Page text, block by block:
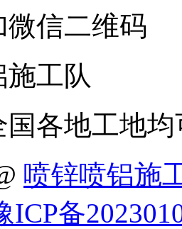
信二维码
工队
国各地工地均
喷锌喷铝施
ICP备